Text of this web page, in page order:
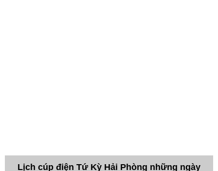
Lịch cúp điện Tứ Kỳ Hải Phòng những ngày